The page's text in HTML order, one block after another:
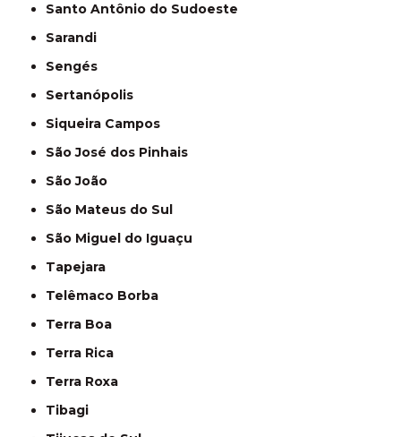
Santo Antônio do Sudoeste
Sarandi
Sengés
Sertanópolis
Siqueira Campos
São José dos Pinhais
São João
São Mateus do Sul
São Miguel do Iguaçu
Tapejara
Telêmaco Borba
Terra Boa
Terra Rica
Terra Roxa
Tibagi